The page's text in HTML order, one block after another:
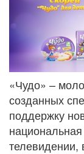
«Чудо» –
созданных
поддержку
телевидении,